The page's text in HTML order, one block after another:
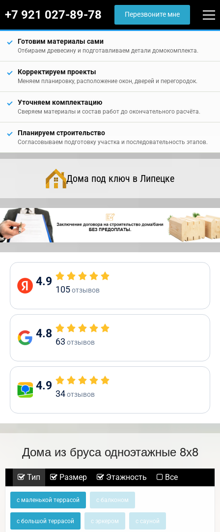
+7 921 027-89-78 Перезвоните мне
Готовим материалы сами
Отбираем древесину и подготавливаем детали домокомплекта.
Корректируем проекты
Меняем планировку, расположение окон, дверей и перегородок.
Уточняем комплектацию
Сверяем материалы и состав работ до окончательного расчёта.
Планируем строительство
Согласовываем подготовку участка и последовательность этапов.
Дома под ключ в Липецке
4.9
105отзывов
4.8
63 отзывов
4.9
34отзывов
Дома из бруса одноэтажные 8х8
Тип Размер Этажность Все
с маленькой террасой с балконом
с большой террасой с эркером с сауной